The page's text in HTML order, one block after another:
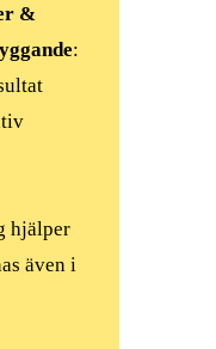
&
:
hjälper
även i